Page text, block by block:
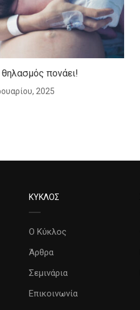
πονάει!
2025
ΚΥΚΛΟΣ
Ο Κύκλος
Άρθρα
Σεμινάρια
Επικοινωνία